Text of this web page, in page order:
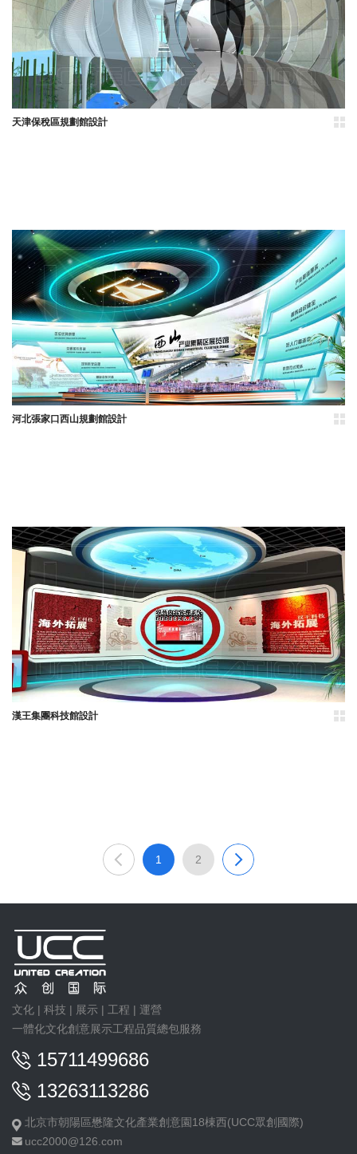
天津保稅區規劃館設計
河北張家口西山規劃館設計
漢王集團科技館設計
1 2
文化 | 科技 | 展示 | 工程 | 運營
一體化文化創意展示工程品質總包服務
15711499686
13263113286
北京市朝陽區懋隆文化產業創意園18棟西(UCC眾創國際)
ucc2000@126.com